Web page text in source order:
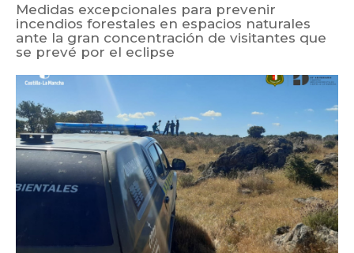
Medidas excepcionales para prevenir
incendios forestales en espacios naturales
ante la gran concentración de visitantes que
se prevé por el eclipse